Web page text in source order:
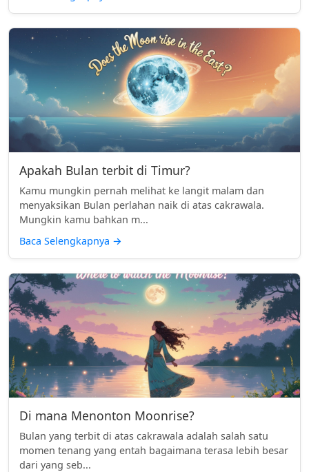
Apakah Bulan terbit di Timur?
Kamu mungkin pernah melihat ke langit malam dan
menyaksikan Bulan perlahan naik di atas cakrawala.
Mungkin kamu bahkan m...
Baca Selengkapnya →
Di mana Menonton Moonrise?
Bulan yang terbit di atas cakrawala adalah salah satu
momen tenang yang entah bagaimana terasa lebih besar
dari yang seb...